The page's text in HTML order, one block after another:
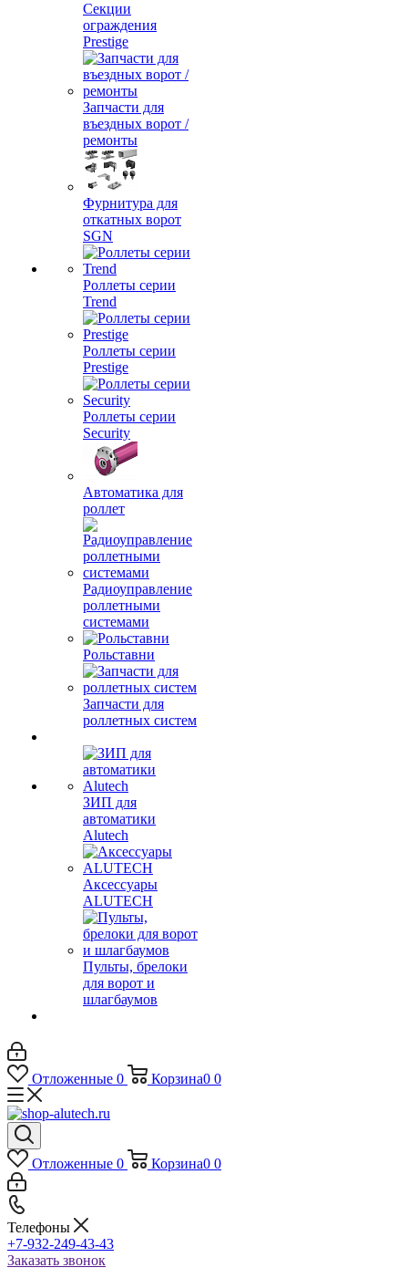
Секции
ограждения
Prestige
Запчасти для
въездных ворот /
ремонты
Фурнитура для
откатных ворот
SGN
Роллеты серии
Trend
Роллеты серии
Prestige
Роллеты серии
Security
Автоматика для
роллет
Радиоуправление
роллетными
системами
Рольставни
Запчасти для
роллетных систем
ЗИП для
автоматики
Alutech
Аксессуары
ALUTECH
Пульты, брелоки
для ворот и
шлагбаумов
Отложенные 0 Корзина0 0
Отложенные 0 Корзина0 0
Телефоны
+7-932-249-43-43
Заказать звонок